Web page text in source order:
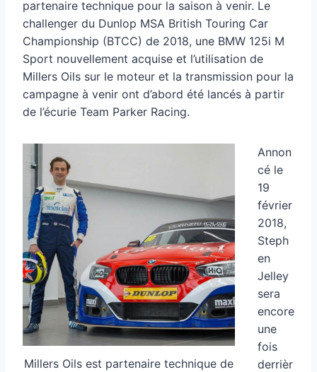
partenaire technique pour la saison à venir. Le
challenger du Dunlop MSA British Touring Car
Championship (BTCC) de 2018, une BMW 125i M
Sport nouvellement acquise et l’utilisation de
Millers Oils sur le moteur et la transmission pour la
campagne à venir ont d’abord été lancés à partir
de l’écurie Team Parker Racing.
Millers Oils est partenaire technique de
Annon
cé le
19
février
2018,
Steph
en
Jelley
sera
encore
une
fois
derrièr